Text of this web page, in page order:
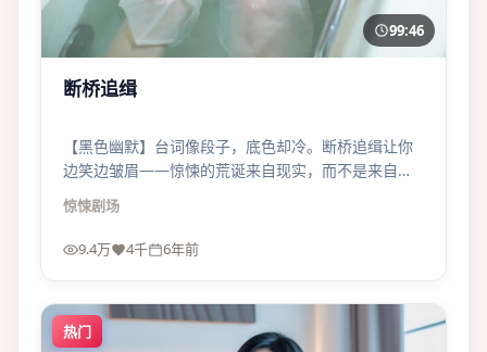
99:46
断桥追缉
【黑色幽默】台词像段子，底色却冷。断桥追缉让你
边笑边皱眉——惊悚的荒诞来自现实，而不是来自编
剧的脑洞税。
惊悚剧场
9.4万 4千 6年前
热门